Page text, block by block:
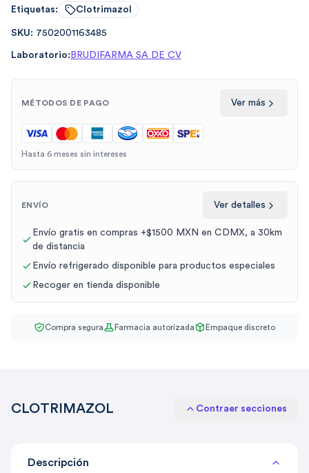
Etiquetas: Clotrimazol
SKU: 7502001163485
Laboratorio: BRUDIFARMA SA DE CV
MÉTODOS DE PAGO Ver más
Hasta 6 meses sin intereses
ENVÍO Ver detalles
Envío gratis en compras +$1500 MXN en CDMX, a 30km
de distancia
Envío refrigerado disponible para productos especiales
Recoger en tienda disponible
Compra segura Farmacia autorizada Empaque discreto
CLOTRIMAZOL Contraer secciones
Descripción